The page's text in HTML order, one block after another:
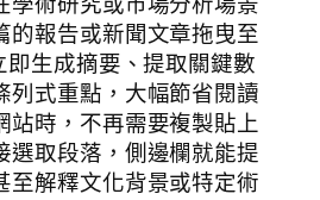
的報告或新聞文章拖曳至
生成摘要、提取關鍵數
列式重點，大幅節省閱讀
站時，不再需要複製貼上
選取段落，側邊欄就能提
至解釋文化背景或特定術